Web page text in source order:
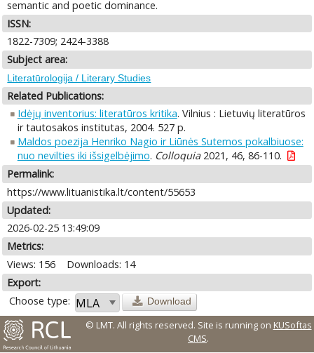
semantic and poetic dominance.
ISSN:
1822-7309; 2424-3388
Subject area:
Literatūrologija / Literary Studies
Related Publications:
Idėjų inventorius: literatūros kritika. Vilnius : Lietuvių literatūros
ir tautosakos institutas, 2004. 527 p.
Maldos poezija Henriko Nagio ir Liūnės Sutemos pokalbiuose:
nuo nevilties iki išsigelbėjimo. Colloquia2021, 46, 86-110.
Permalink:
https://www.lituanistika.lt/content/55653
Updated:
2026-02-25 13:49:09
Metrics:
Views: 156
Downloads: 14
Export:
Choose type:
Download
© LMT. All rights reserved. Site is running on KUSoftas
CMS.